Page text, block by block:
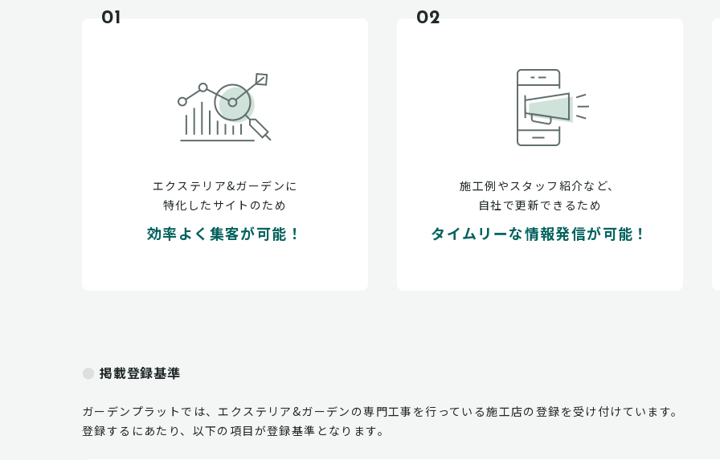
01
エクステリア&ガーデンに
特化したサイトのため
効率よく集客が可能！
02
施工例やスタッフ紹介など、
自社で更新できるため
タイムリーな情報発信が可能！
掲載登録基準
ガーデンプラットでは、エクステリア&ガーデンの専門工事を行っている施工店の登録を受け付けています。
登録するにあたり、以下の項目が登録基準となります。